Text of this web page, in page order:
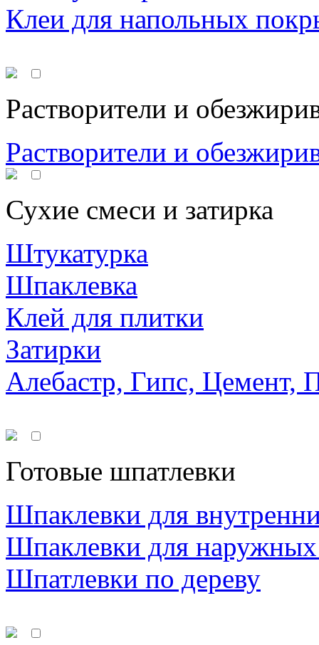
Клеи для напольных
Растворители и
Растворители и
Сухие смеси и затирка
Штукатурка
Шпаклевка
Клей для плитки
Затирки
Алебастр, Гипс, Цемент,
Готовые шпатлевки
Шпаклевки для
Шпаклевки для наружных
Шпатлевки по дереву